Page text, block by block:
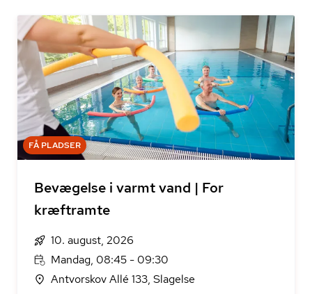
FÅ PLADSER
Bevægelse i varmt vand | For
kræftramte
10. august, 2026
Mandag, 08:45 - 09:30
Antvorskov Allé 133, Slagelse